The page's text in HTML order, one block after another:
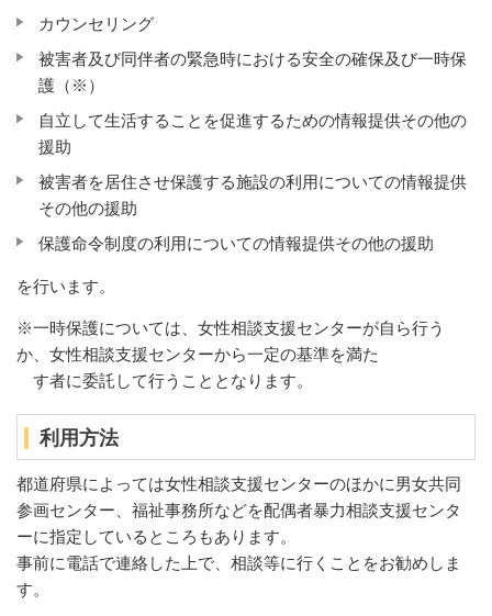
カウンセリング
被害者及び同伴者の緊急時における安全の確保及び一時保
護（※）
自立して生活することを促進するための情報提供その他の
援助
被害者を居住させ保護する施設の利用についての情報提供
その他の援助
保護命令制度の利用についての情報提供その他の援助
を行います。
※一時保護については、女性相談支援センターが自ら行う
か、女性相談支援センターから一定の基準を満た
す者に委託して行うこととなります。
利用方法
都道府県によっては女性相談支援センターのほかに男女共同
参画センター、福祉事務所などを配偶者暴力相談支援センタ
ーに指定しているところもあります。
事前に電話で連絡した上で、相談等に行くことをお勧めしま
す。